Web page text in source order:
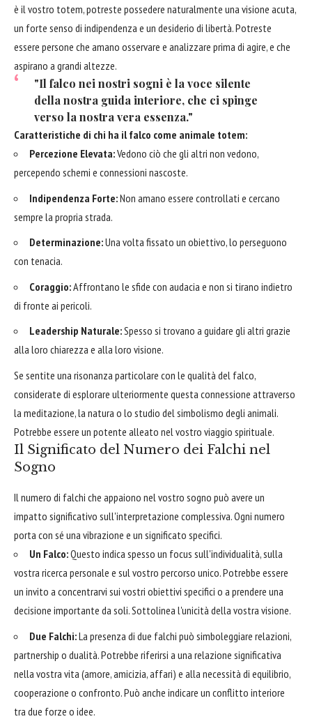
è il vostro totem, potreste possedere naturalmente una visione acuta,
un forte senso di indipendenza e un desiderio di libertà. Potreste
essere persone che amano osservare e analizzare prima di agire, e che
aspirano a grandi altezze.
"Il falco nei nostri sogni è la voce silente
della nostra guida interiore, che ci spinge
verso la nostra vera essenza."
Caratteristiche di chi ha il falco come animale totem:
Percezione Elevata:Vedono ciò che gli altri non vedono,
percependo schemi e connessioni nascoste.
Indipendenza Forte:Non amano essere controllati e cercano
sempre la propria strada.
Determinazione:Una volta fissato un obiettivo, lo perseguono
con tenacia.
Coraggio:Affrontano le sfide con audacia e non si tirano indietro
di fronte ai pericoli.
Leadership Naturale:Spesso si trovano a guidare gli altri grazie
alla loro chiarezza e alla loro visione.
Se sentite una risonanza particolare con le qualità del falco,
considerate di esplorare ulteriormente questa connessione attraverso
la meditazione, la natura o lo studio del simbolismo degli animali.
Potrebbe essere un potente alleato nel vostro viaggio spirituale.
Il Significato del Numero dei Falchi nel
Sogno
Il numero di falchi che appaiono nel vostro sogno può avere un
impatto significativo sull'interpretazione complessiva. Ogni numero
porta con sé una vibrazione e un significato specifici.
Un Falco:Questo indica spesso un focus sull'individualità, sulla
vostra ricerca personale e sul vostro percorso unico. Potrebbe essere
un invito a concentrarvi sui vostri obiettivi specifici o a prendere una
decisione importante da soli. Sottolinea l'unicità della vostra visione.
Due Falchi:La presenza di due falchi può simboleggiare relazioni,
partnership o dualità. Potrebbe riferirsi a una relazione significativa
nella vostra vita (amore, amicizia, affari) e alla necessità di equilibrio,
cooperazione o confronto. Può anche indicare un conflitto interiore
tra due forze o idee.